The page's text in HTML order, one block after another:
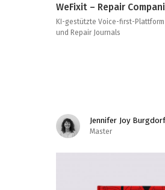
WeFixit – Repair
KI-gestützte Voice-first-
und Repair Journals
Jennifer Joy
Master